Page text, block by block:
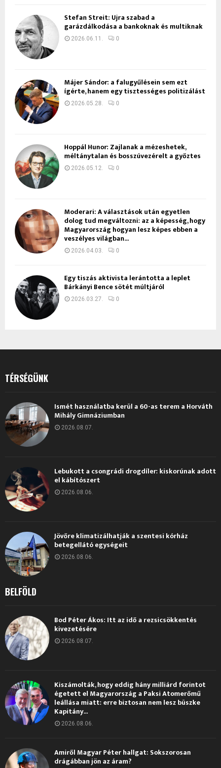
Stefan Streit: Újra szabad a
garázdálkodása a bankoknak és multiknak
2026.06.11. 0
Májer Sándor: a falugyűlésein sem ezt
ígérte, hanem egy tisztességes politizálást
2026.05.28. 0
Hoppál Hunor: Zajlanak a mézeshetek,
méltánytalan és bosszúvezérelt a győztes
2026.05.12. 0
Moderari: A választások után egyetlen
dolog tud megváltozni: az a képesség, hogy
Magyarország hogyan lesz képes ebben a
veszélyes világban...
2026.04.03. 0
Egy tiszás aktivista lerántotta a leplet
Bárkányi Bence sötét múltjáról
2026.03.27. 0
TÉRSÉGÜNK
Ismét használatba kerül a 60-as terem a Horváth
Mihály Gimnáziumban
2026.08.07.
Lebukott a csongrádi drogdíler: kiskorúnak adott
el kábítószert
2026.08.06.
Jövőre klimatizálhatják a szentesi kórház
betegellátó egységeit
2026.08.06.
BELFÖLD
Bod Péter Ákos: Itt az idő a rezsicsökkentés
kivezetésére
2026.08.07.
Kiszámolták, hogy eddig hány milliárd forintot
égetett el Magyarország a Paksi Atomerőmű
leállása miatt: erre biztosan nem lesz büszke
Kapitány...
2026.08.06.
Amiről Magyar Péter hallgat: Sokszorosan
drágábban jön az áram?